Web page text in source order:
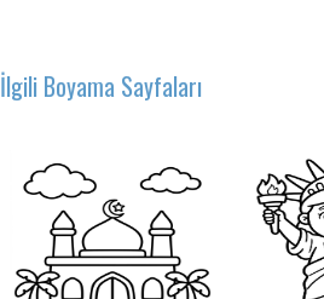
İlgili Boyama Sayfaları